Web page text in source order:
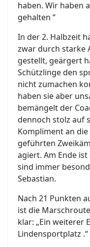
haben. Wir haben
gehalten “
In der 2. Halbzeit
zwar durch starke
gestellt, geärgert
Schützlinge den
nicht zumachen
haben sie aber
bemängelt der
dennoch stolz auf
Kompliment an die
geführten
agiert. Am Ende
sind immer
Sebastian.
Nach 21 Punkten
ist die
klar: „Ein weiterer
Lindensportplatz .“